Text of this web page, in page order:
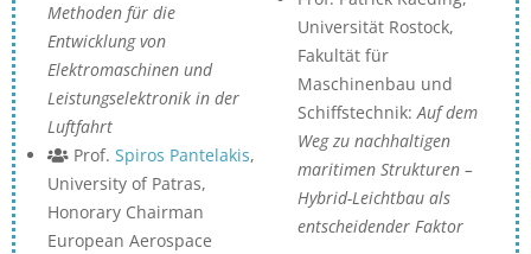
Methoden für die
Entwicklung von
Elektromaschinen und
Leistungselektronik in der
Luftfahrt
Prof. Spiros Pantelakis,
University of Patras,
Honorary Chairman
European Aerospace
Universität Rostock,
Fakultät für
Maschinenbau und
Schiffstechnik: Auf dem
Weg zu nachhaltigen
maritimen Strukturen –
Hybrid-Leichtbau als
entscheidender Faktor